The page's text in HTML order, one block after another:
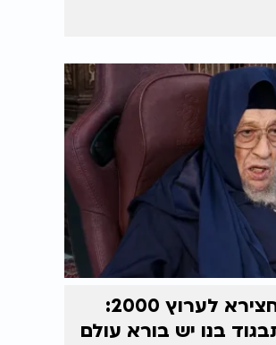
בבא ברוך אבוחצירא לערוץ 2000:
בנו יש בורא עולם